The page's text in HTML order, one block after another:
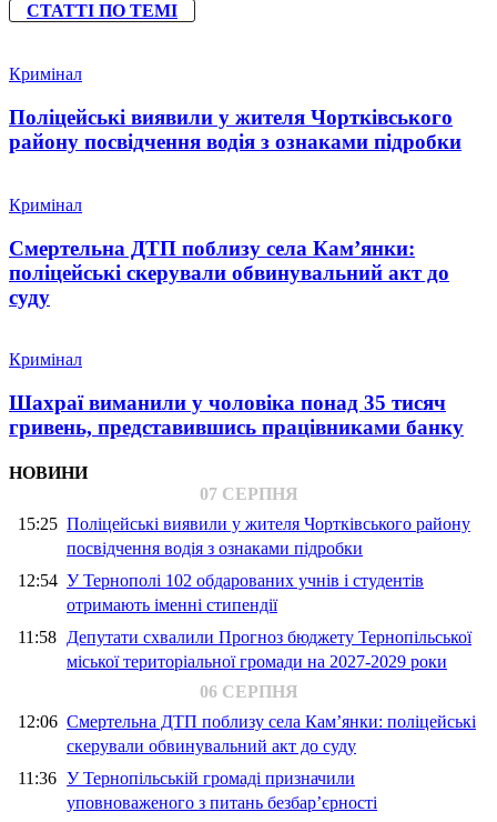
СТАТТІ ПО ТЕМІ
Кримінал
Поліцейські виявили у жителя Чортківського
району посвідчення водія з ознаками підробки
Кримінал
Смертельна ДТП поблизу села Кам’янки:
поліцейські скерували обвинувальний акт до
суду
Кримінал
Шахраї виманили у чоловіка понад 35 тисяч
гривень, представившись працівниками банку
НОВИНИ
07 СЕРПНЯ
15:25 Поліцейські виявили у жителя Чортківського району
посвідчення водія з ознаками підробки
12:54 У Тернополі 102 обдарованих учнів і студентів
отримають іменні стипендії
11:58 Депутати схвалили Прогноз бюджету Тернопільської
міської територіальної громади на 2027-2029 роки
06 СЕРПНЯ
12:06 Смертельна ДТП поблизу села Кам’янки: поліцейські
скерували обвинувальний акт до суду
11:36 У Тернопільській громаді призначили
уповноваженого з питань безбар’єрності